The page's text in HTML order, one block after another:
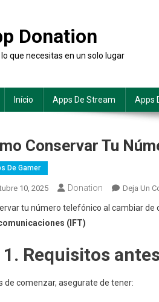
Donation
que necesitas en un solo lugar
Início Apps De Stream Apps
Conservar Tu
De Gamer
10, 2025 Donation Deja Un
tu número telefónico al cambiar de
(IFT)
1. Requisitos
de comenzar, asegurate de tener: